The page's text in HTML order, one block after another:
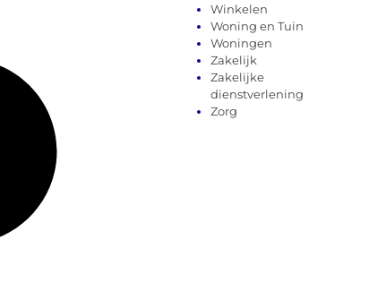
Winkelen
Woning en Tuin
Woningen
Zakelijk
Zakelijke
dienstverlening
Zorg